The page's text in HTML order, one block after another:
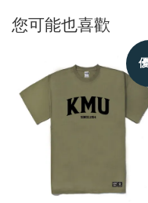
您可能也喜歡